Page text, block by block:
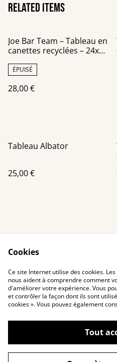
Related items
Joe Bar Team – Tableau en
canettes recyclées – 24x30
ÉPUISÉ
28,00 €
Tableau Albator
25,00 €
Contact Us
Privacy Policy
©2026Toutenkanet
Cookies
Ce site Internet utilise des cookies.
nous aident à comprendre comment
d'améliorer votre expérience. Vous
et contrôler la façon dont ils sont
cookies ». Vous pouvez également
Tout